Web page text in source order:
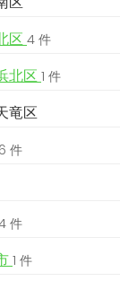
区 4 件
北区 1 件
竜区
6 件
件
1 件